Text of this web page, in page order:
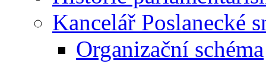
Kancelář Poslanecké
Organizační schéma